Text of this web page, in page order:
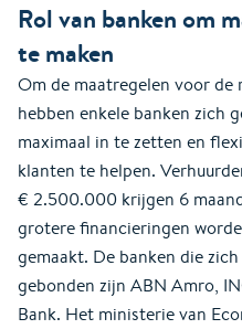
Rol van banken om
te maken
Om de maatregelen voor
hebben enkele banken zich
maximaal in te zetten en
klanten te helpen.
€ 2.500.000 krijgen 6
grotere financieringen
gemaakt. De banken die
gebonden zijn ABN Amro,
Bank. Het ministerie van